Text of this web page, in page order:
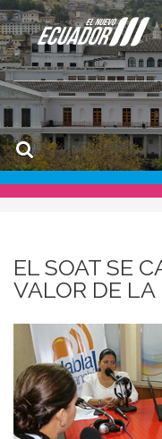
EL SOAT SE
VALOR DE